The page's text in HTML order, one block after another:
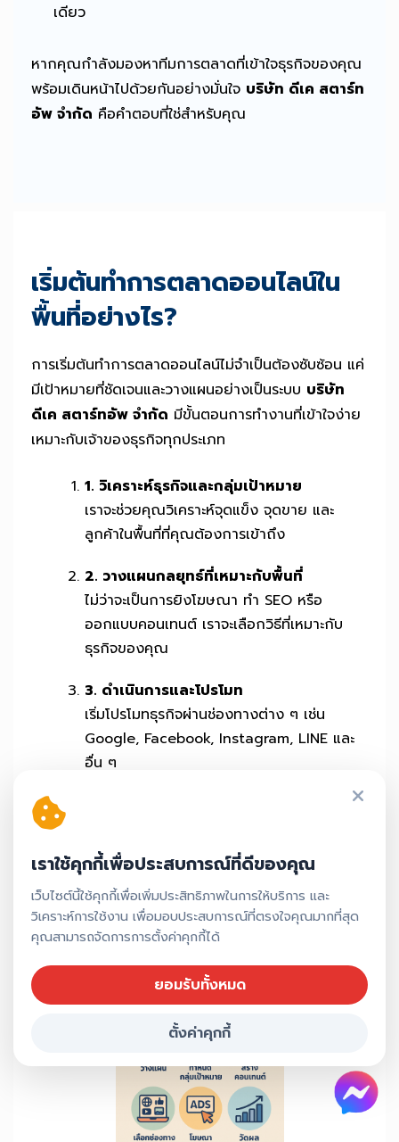
เดียว
หากคุณกำลังมองหาทีมการตลาดที่เข้าใจธุรกิจของคุณ
พร้อมเดินหน้าไปด้วยกันอย่างมั่นใจ บริษัท ดีเค สตาร์ท
อัพ จำกัด คือคำตอบที่ใช่สำหรับคุณ
เริ่มต้นทำการตลาดออนไลน์ใน
พื้นที่อย่างไร?
การเริ่มต้นทำการตลาดออนไลน์ไม่จำเป็นต้องซับซ้อน แค่
มีเป้าหมายที่ชัดเจนและวางแผนอย่างเป็นระบบ บริษัท
ดีเค สตาร์ทอัพ จำกัด มีขั้นตอนการทำงานที่เข้าใจง่าย
เหมาะกับเจ้าของธุรกิจทุกประเภท
1. วิเคราะห์ธุรกิจและกลุ่มเป้าหมาย
เราจะช่วยคุณวิเคราะห์จุดแข็ง จุดขาย และ
ลูกค้าในพื้นที่ที่คุณต้องการเข้าถึง
2. วางแผนกลยุทธ์ที่เหมาะกับพื้นที่
ไม่ว่าจะเป็นการยิงโฆษณา ทำ SEO หรือ
ออกแบบคอนเทนต์ เราจะเลือกวิธีที่เหมาะกับ
ธุรกิจของคุณ
3. ดำเนินการและโปรโมท
เริ่มโปรโมทธุรกิจผ่านช่องทางต่าง ๆ เช่น
Google, Facebook, Instagram, LINE และ
อื่น ๆ
ให้คุณเห็นข้อมูลจริง และพัฒนาอย่างต่อเนื่อง
หากคุณยังไม่แน่ใจว่าจะเริ่มจากตรงไหน ไม่ต้องกังวล!
ทีมของเราพร้อมให้คำปรึกษาฟรี และช่วยวางแผนการ
เราใช้คุกกี้เพื่อประสบการณ์ที่ดีของคุณ
เว็บไซต์นี้ใช้คุกกี้เพื่อเพิ่มประสิทธิภาพในการให้บริการ และ
วิเคราะห์การใช้งาน เพื่อมอบประสบการณ์ที่ตรงใจคุณมากที่สุด
คุณสามารถจัดการการตั้งค่าคุกกี้ได้
ยอมรับทั้งหมด
ตั้งค่าคุกกี้